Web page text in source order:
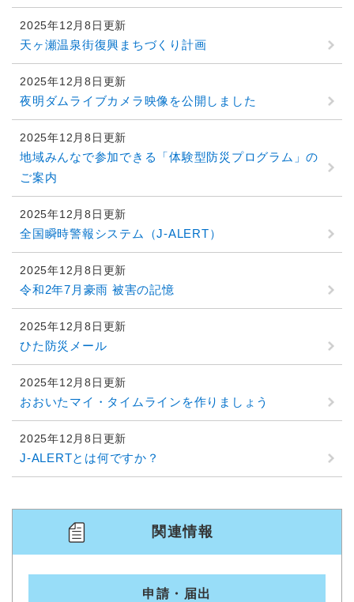
2025年12月8日更新
天ヶ瀬温泉街復興まちづくり計画
2025年12月8日更新
夜明ダムライブカメラ映像を公開しました
2025年12月8日更新
地域みんなで参加できる「体験型防災プログラム」の
ご案内
2025年12月8日更新
全国瞬時警報システム（J-ALERT）
2025年12月8日更新
令和2年7月豪雨 被害の記憶
2025年12月8日更新
ひた防災メール
2025年12月8日更新
おおいたマイ・タイムラインを作りましょう
2025年12月8日更新
J-ALERTとは何ですか？
関連情報
申請・届出